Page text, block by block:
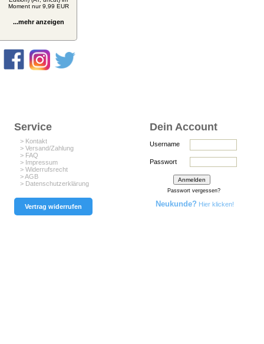
Moment nur 9,99 EUR
...mehr anzeigen
Service
> Kontakt
> Versand/Zahlung
> FAQ
> Impressum
> Widerrufsrecht
> AGB
> Datenschutzerklärung
Vertrag widerrufen
Dein Account
Username
Passwort
Passwort vergessen?
Neukunde? Hier klicken!